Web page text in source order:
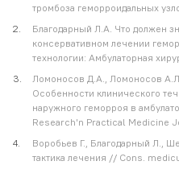
тромбоза геморроидальных
Благодарный Л.А. Что должен
консервативном лечении
технологии: Амбулаторная
Ломоносов Д.А., Ломоносов
Особенности клинического
наружного геморроя в
Research'n Practical Medicine
Воробьев Г., Благодарный Л.,
тактика лечения // Cons.